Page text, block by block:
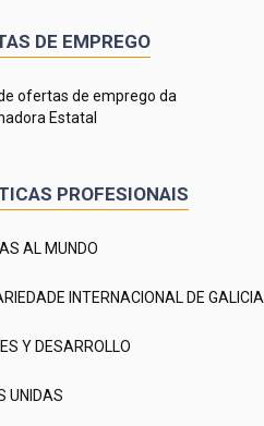
DE EMPREGO
ofertas de emprego da
Estatal
PROFESIONAIS
AL MUNDO
INTERNACIONAL DE GALICIA
Y DESARROLLO
UNIDAS